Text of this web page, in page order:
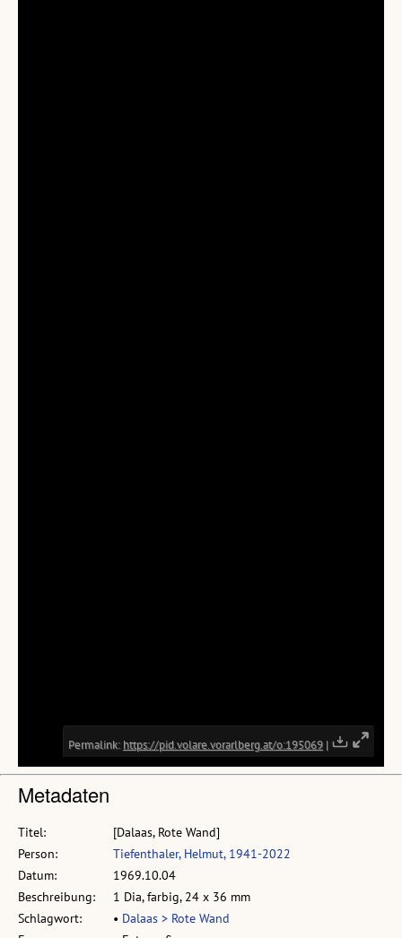
Metadaten
Titel:
[Dalaas, Rote Wand]
Person:
Tiefenthaler, Helmut, 1941-2022
Datum:
1969.10.04
Beschreibung:
1 Dia, farbig, 24 x 36 mm
Schlagwort:
• Dalaas > Rote Wand